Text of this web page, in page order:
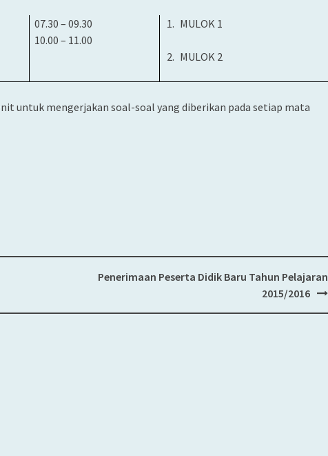
07.30 –09.30
10.00 – 11.00
1. MULOK 1
2. MULOK 2
untuk mengerjakan soal-soal yang diberikan pada setiap mata
Penerimaan Peserta Didik Baru Tahun Pelajaran
2015/2016